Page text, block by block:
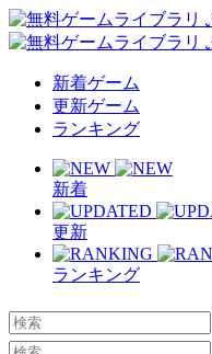
新着ゲーム
更新ゲーム
ランキング
新着
更新
ランキング